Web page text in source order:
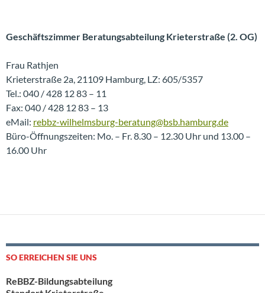
Geschäftszimmer Beratungsabteilung Krieterstraße (2. OG)
Frau Rathjen
Krieterstraße 2a, 21109 Hamburg, LZ: 605/5357
Tel.: 040 / 428 12 83 – 11
Fax: 040 / 428 12 83 – 13
eMail: rebbz-wilhelmsburg-beratung@bsb.hamburg.de
Büro-Öffnungszeiten: Mo. – Fr. 8.30 – 12.30 Uhr und 13.00 –
16.00 Uhr
SO ERREICHEN SIE UNS
ReBBZ-Bildungsabteilung